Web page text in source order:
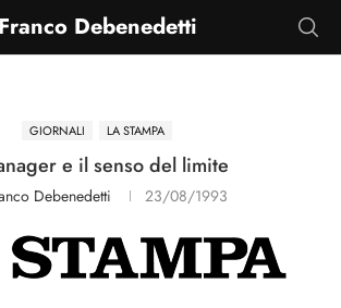
Franco Debenedetti
GIORNALI LA STAMPA
e il senso del limite
Debenedetti 23/08/1993